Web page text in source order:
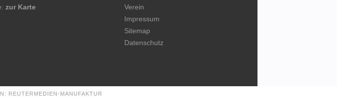
zur Karte
Verein
Impressum
Sitemap
Datenschutz
REUTERMEDIEN-MANUFAKTUR